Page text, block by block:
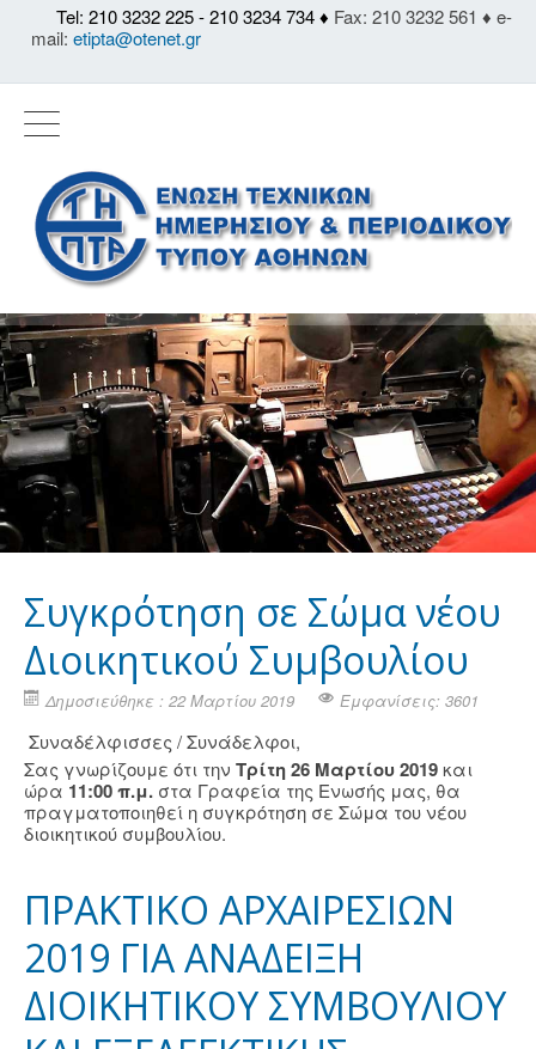
Tel: 210 3232 225 - 210 3234 734 ♦ Fax: 210 3232 561 ♦ e-
mail: etipta@otenet.gr
Συγκρότηση σε Σώμα νέου
Διοικητικού Συμβουλίου
Δημοσιεύθηκε : 22 Μαρτίου 2019 Εμφανίσεις: 3601
Συναδέλφισσες / Συνάδελφοι,
Σας γνωρίζουμε ότι την Τρίτη 26 Μαρτίου 2019και
ώρα 11:00 π.μ. στα Γραφεία της Ενωσής μας, θα
πραγματοποιηθεί η συγκρότηση σε Σώμα του νέου
διοικητικού συμβουλίου.
ΠΡΑΚΤΙΚΟ ΑΡΧΑΙΡΕΣΙΩΝ
2019 ΓΙΑ ΑΝΑΔΕΙΞΗ
ΔΙΟΙΚΗΤΙΚΟΥ ΣΥΜΒΟΥΛΙΟΥ